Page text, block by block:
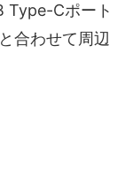
Type-Cポート
合わせて周辺